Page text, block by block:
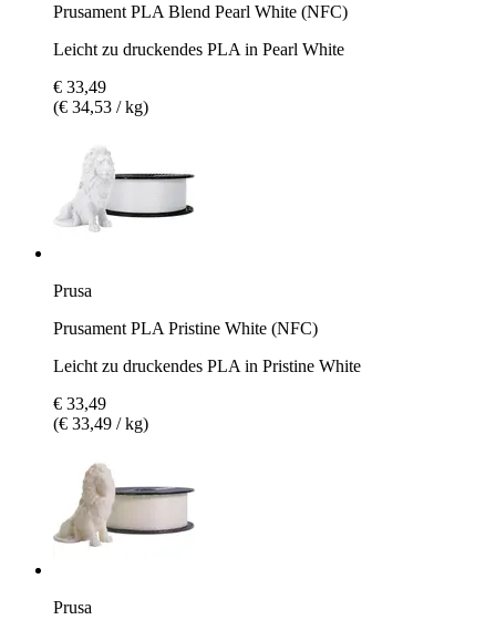
Prusament PLA Blend Pearl White (NFC)
Leicht zu druckendes PLA in Pearl White
€ 33,49
(€ 34,53 / kg)
Prusa
Prusament PLA Pristine White (NFC)
Leicht zu druckendes PLA in Pristine White
€ 33,49
(€ 33,49 / kg)
Prusa